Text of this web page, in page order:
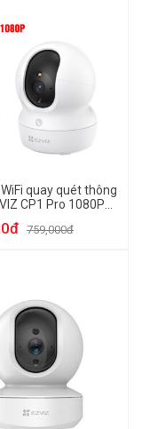
quay quét thông
CP1 Pro 1080P
759,000đ